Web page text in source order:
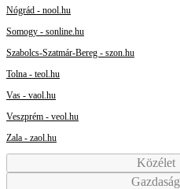
Nógrád - nool.hu
Somogy - sonline.hu
Szabolcs-Szatmár-Bereg - szon.hu
Tolna - teol.hu
Vas - vaol.hu
Veszprém - veol.hu
Zala - zaol.hu
Közélet
Gazdaság